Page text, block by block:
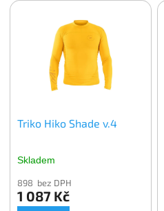
Triko Hiko Shade v.4
Skladem
898 bez DPH
1 087 Kč